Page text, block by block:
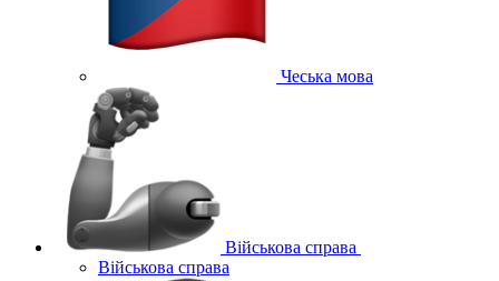
Чеська мова
Військова справа
Військова справа